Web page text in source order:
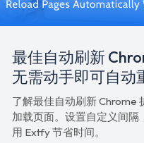
最佳自动刷新
无需动手即可自动
了解最佳自动刷新 Chrome
加载页面。设置自定义间隔
用 Extfy 节省时间。